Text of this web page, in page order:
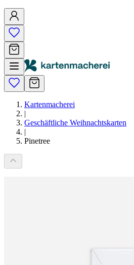
Kartenmacherei
|
Geschäftliche Weihnachtskarten
|
Pinetree